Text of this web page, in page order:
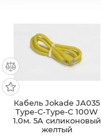
Кабель Jokade JA035
Type-C-Type-C 100W
1.0м. 5A силиконовый
желтый